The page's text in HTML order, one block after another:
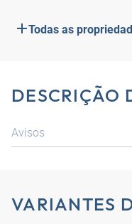
Todas as
DESCRIÇÃO
Avisos
VARIANTES